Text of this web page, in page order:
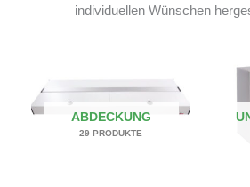
individuellen Wünschen
ABDECKUNG
29 PRODUKTE